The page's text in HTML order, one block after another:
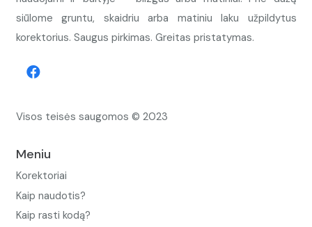
siūlome gruntu, skaidriu arba matiniu laku užpildytus
korektorius. Saugus pirkimas. Greitas pristatymas.
Visos teisės saugomos © 2023
Meniu
Korektoriai
Kaip naudotis?
Kaip rasti kodą?